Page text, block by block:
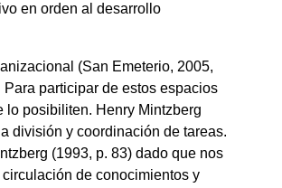
en orden al desarrollo
(San Emeterio, 2005,
participar de estos espacios
lo posibiliten. Henry Mintzberg
división y coordinación de tareas.
(1993, p. 83) dado que nos
de conocimientos y